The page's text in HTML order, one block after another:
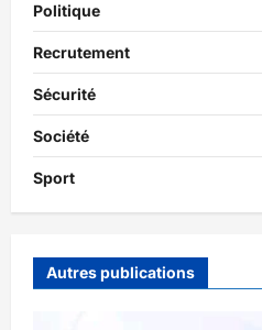
Politique
Recrutement
Sécurité
Société
Sport
Autres publications